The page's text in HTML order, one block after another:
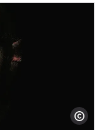
Afficher le